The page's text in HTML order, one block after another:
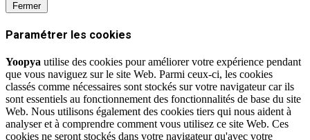
Fermer
Paramétrer les cookies
Yoopya utilise des cookies pour améliorer votre expérience pendant
que vous naviguez sur le site Web. Parmi ceux-ci, les cookies
classés comme nécessaires sont stockés sur votre navigateur car ils
sont essentiels au fonctionnement des fonctionnalités de base du site
Web. Nous utilisons également des cookies tiers qui nous aident à
analyser et à comprendre comment vous utilisez ce site Web. Ces
cookies ne seront stockés dans votre navigateur qu'avec votre